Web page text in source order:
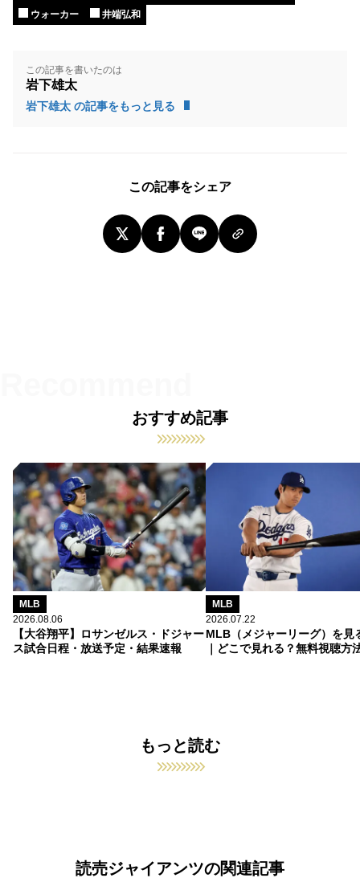
ウォーカー
井端弘和
この記事を書いたのは
岩下雄太
岩下雄太 の記事をもっと見る
この記事をシェア
おすすめ記事
MLB
2026.08.06
【大谷翔平】ロサンゼルス・ドジャー
ス試合日程・放送予定・結果速報
MLB
2026.07.22
MLB（メジャーリーグ）を見
｜どこで見れる？無料視聴方
もっと読む
読売ジャイアンツの関連記事